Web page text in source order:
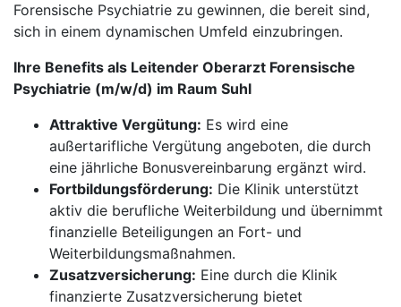
Forensische Psychiatrie zu gewinnen, die bereit sind,
sich in einem dynamischen Umfeld einzubringen.
Ihre Benefits als Leitender Oberarzt Forensische
Psychiatrie (m/w/d) im Raum Suhl
Attraktive Vergütung: Es wird eine
außertarifliche Vergütung angeboten, die durch
eine jährliche Bonusvereinbarung ergänzt wird.
Fortbildungsförderung: Die Klinik unterstützt
aktiv die berufliche Weiterbildung und übernimmt
finanzielle Beteiligungen an Fort- und
Weiterbildungsmaßnahmen.
Zusatzversicherung: Eine durch die Klinik
finanzierte Zusatzversicherung bietet